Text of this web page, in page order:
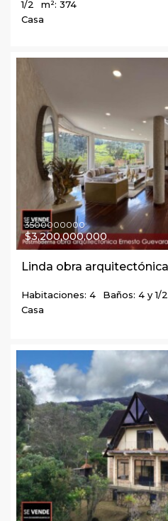
1/2
m²: 374
Casa
3500000000
$3,200,000,000
Habitaciones: 4 Baños: 4 y 1/2
Casa